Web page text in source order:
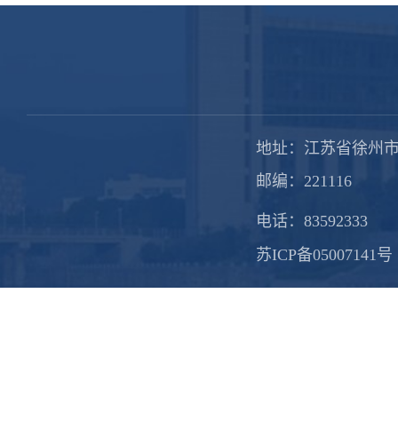
地址：江苏省徐州
邮编：221116
电话：83592333
苏ICP备05007141号